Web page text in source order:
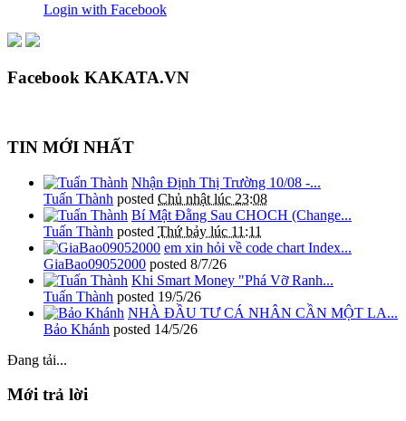
Login with Facebook
Facebook KAKATA.VN
TIN MỚI NHẤT
Nhận Định Thị Trường 10/08 -...
Tuấn Thành posted Chủ nhật lúc 23:08
Bí Mật Đằng Sau CHOCH (Change...
Tuấn Thành posted Thứ bảy lúc 11:11
em xin hỏi về code chart Index...
GiaBao09052000 posted 8/7/26
Khi Smart Money "Phá Vỡ Ranh...
Tuấn Thành posted 19/5/26
NHÀ ĐẦU TƯ CÁ NHÂN CẦN MỘT LA...
Bảo Khánh posted 14/5/26
Đang tải...
Mới trả lời